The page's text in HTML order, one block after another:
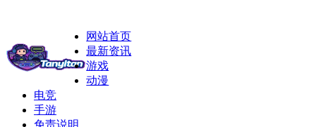
网站首页
最新资讯
游戏
动漫
电竞
手游
免责说明